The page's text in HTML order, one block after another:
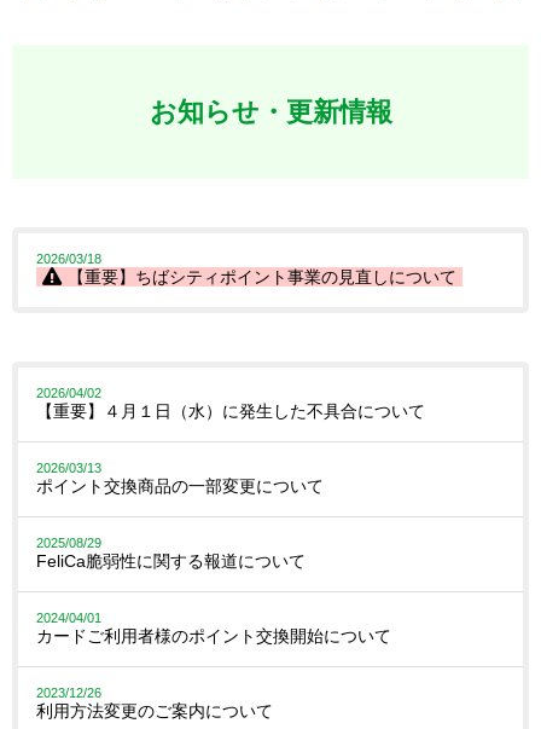
お知らせ・更新情報
2026/03/18
【重要】ちばシティポイント事業の見直しについて
2026/04/02
【重要】４月１日（水）に発生した不具合について
2026/03/13
ポイント交換商品の一部変更について
2025/08/29
FeliCa脆弱性に関する報道について
2024/04/01
カードご利用者様のポイント交換開始について
2023/12/26
利用方法変更のご案内について